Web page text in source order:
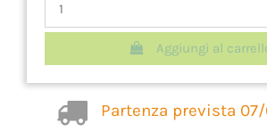
Aggiungi al
Partenza prevista